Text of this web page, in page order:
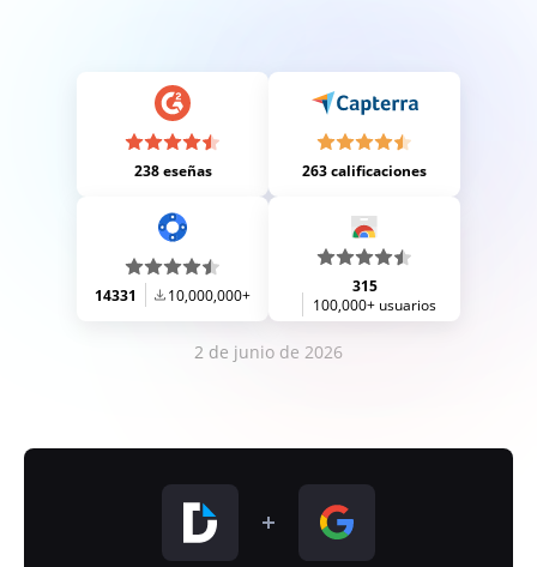
238 eseñas 263 calificaciones
14331 10,000,000+
315
100,000+ usuarios
2 de junio de 2026